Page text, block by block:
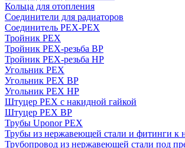
Кольца для отопления
Соединители для радиаторов
Соединитель PEX-PEX
Тройник PEX
Тройник PEX-резьба ВР
Тройник PEX-резьба НР
Угольник PEX
Угольник PEX ВР
Угольник PEX НР
Штуцер PEX c накидной гайкой
Штуцер PEX ВР
Трубы Uponor PEX
Трубы из нержавеющей стали и фитинги к
Трубопровод из нержавеющей стали под